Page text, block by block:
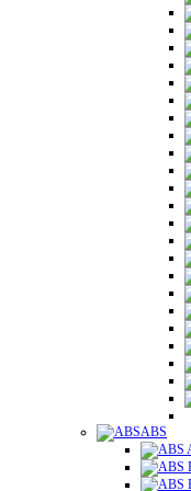
ABS